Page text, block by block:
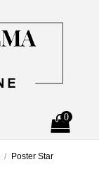
0
Poster Star